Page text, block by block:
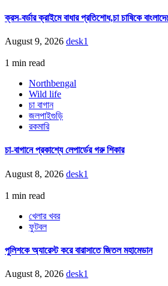
ক্রস-বর্ডার ক্রাইমে বাধার প্রতিশোধ,চা চাষিকে
August 9, 2026 desk1
1 min read
Northbengal
Wild life
চা বাগান
জলপাইগুড়ি
রকমারি
চা-বাগানে প্রকাশ্যে লেপার্ডের গরু শিকার
August 8, 2026 desk1
1 min read
খেলার খবর
ফুটবল
পুলিশকে অ্যারেস্ট করে বারাসাতে জিতল মহামেডান
August 8, 2026 desk1